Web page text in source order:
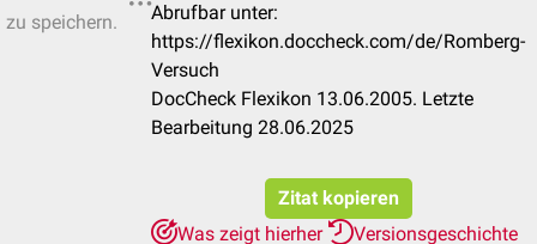
speichern.
Abrufbar unter:
https://flexikon.doccheck.com/de/Romberg-
Versuch
DocCheck Flexikon 13.06.2005. Letzte
Bearbeitung 28.06.2025
Zitat kopieren
Was zeigt hierher
Versionsgeschichte